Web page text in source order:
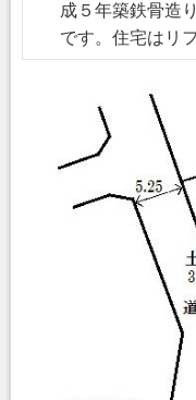
成５年築鉄骨
です。住宅はリ